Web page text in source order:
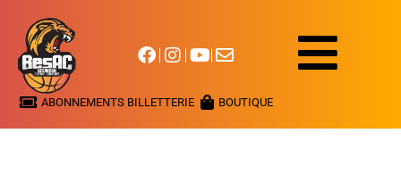
ABONNEMENTS BILLETTERIE BOUTIQUE